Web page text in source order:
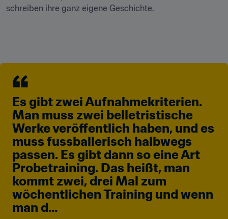
schreiben ihre ganz eigene Geschichte.
Es gibt zwei Aufnahmekriterien.
Man muss zwei belletristische
Werke veröffentlich haben, und es
muss fussballerisch halbwegs
passen. Es gibt dann so eine Art
Probetraining. Das heißt, man
kommt zwei, drei Mal zum
wöchentlichen Training und wenn
man d...